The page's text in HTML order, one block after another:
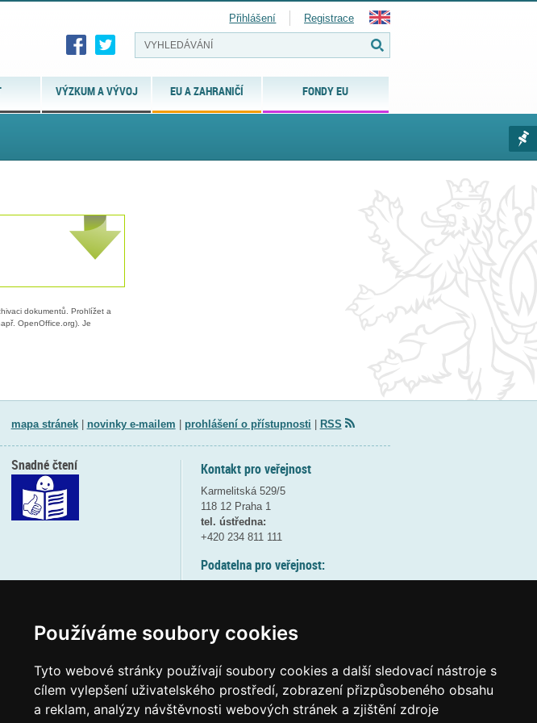
Používáme soubory cookies
Tyto webové stránky používají soubory cookies a další sledovací nástroje s
cílem vylepšení uživatelského prostředí, zobrazení přizpůsobeného obsahu
a reklam, analýzy návštěvnosti webových stránek a zjištění zdroje
VÝZKUM A VÝVOJ EU A ZAHRANIČÍ FONDY EU
Přihlášení Registrace
dokumentů. Prohlížet a
OpenOffice.org). Je
mapa stránek| novinky e-mailem prohlášení o přístupnosti RSS
Kontakt pro veřejnost
Karmelitská 529/5
118 12 Praha 1
tel. ústředna:
+420 234 811 111
Podatelna pro veřejnost:
(více informací
Elektronická podatelna:
posta@msmtgov cz
Snadné čtení